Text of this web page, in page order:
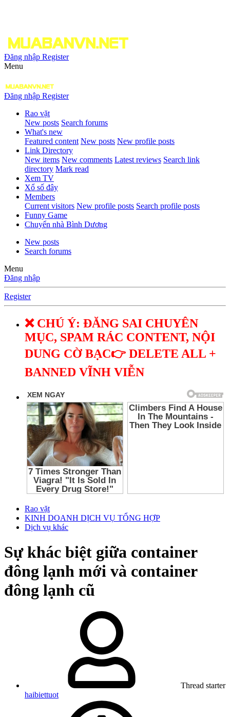
Đăng nhập Register
Menu
Đăng nhập Register
Rao vặt
New posts Search forums
What's new
Featured content New posts New profile posts
Link Directory
New items New comments Latest reviews Search link
directory Mark read
Xem TV
Xổ số đây
Members
Current visitors New profile posts Search profile posts
Funny Game
Chuyển nhà Bình Dương
New posts
Search forums
Menu
Đăng nhập
Register
❌ CHÚ Ý: ĐĂNG SAI CHUYÊN
MỤC, SPAM RÁC CONTENT, NỘI
DUNG CỜ BẠC👉 DELETE ALL +
BANNED VĨNH VIỄN
Rao vặt
KINH DOANH DỊCH VỤ TỔNG HỢP
Dịch vụ khác
Sự khác biệt giữa container
đông lạnh mới và container
đông lạnh cũ
Thread starter
haibiettuot